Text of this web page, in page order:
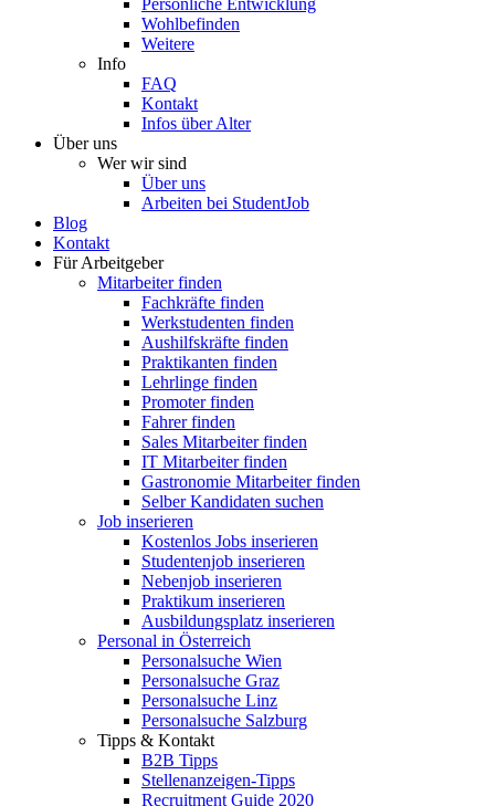
Persönliche Entwicklung
Wohlbefinden
Weitere
Info
FAQ
Kontakt
Infos über Alter
Über uns
Wer wir sind
Über uns
Arbeiten bei StudentJob
Blog
Kontakt
Für Arbeitgeber
Mitarbeiter finden
Fachkräfte finden
Werkstudenten finden
Aushilfskräfte finden
Praktikanten finden
Lehrlinge finden
Promoter finden
Fahrer finden
Sales Mitarbeiter finden
IT Mitarbeiter finden
Gastronomie Mitarbeiter finden
Selber Kandidaten suchen
Job inserieren
Kostenlos Jobs inserieren
Studentenjob inserieren
Nebenjob inserieren
Praktikum inserieren
Ausbildungsplatz inserieren
Personal in Österreich
Personalsuche Wien
Personalsuche Graz
Personalsuche Linz
Personalsuche Salzburg
Tipps & Kontakt
B2B Tipps
Stellenanzeigen-Tipps
Recruitment Guide 2020